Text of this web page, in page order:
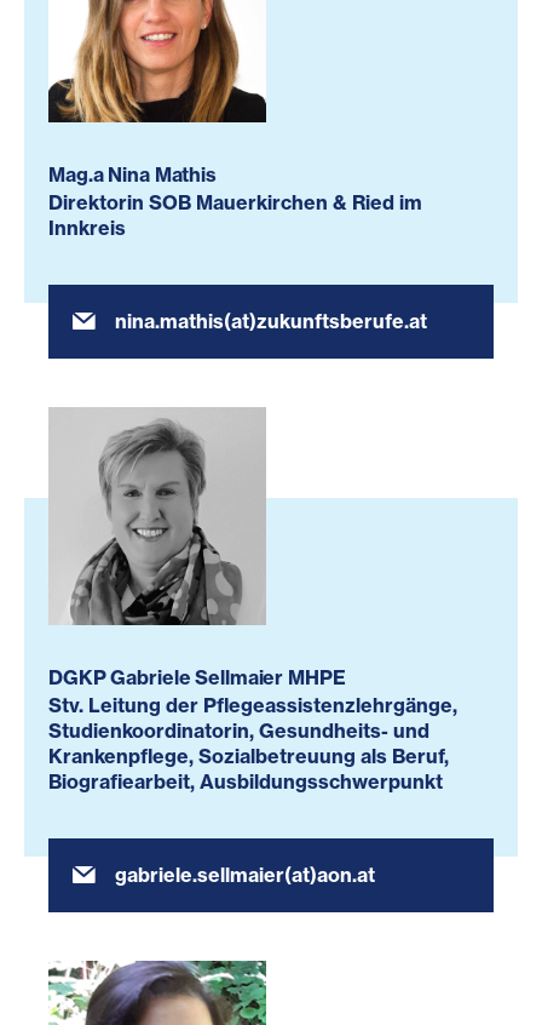
Mag.a Nina Mathis
Direktorin SOB Mauerkirchen & Ried im
Innkreis
nina.mathis(at)zukunftsberufe.at
DGKP Gabriele Sellmaier MHPE
Stv. Leitung der Pflegeassistenzlehrgänge,
Studienkoordinatorin, Gesundheits- und
Krankenpflege, Sozialbetreuung als Beruf,
Biografiearbeit, Ausbildungsschwerpunkt
gabriele.sellmaier(at)aon.at